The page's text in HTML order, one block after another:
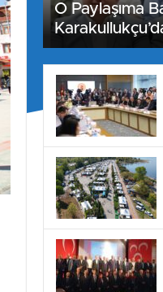
O Paylaşıma